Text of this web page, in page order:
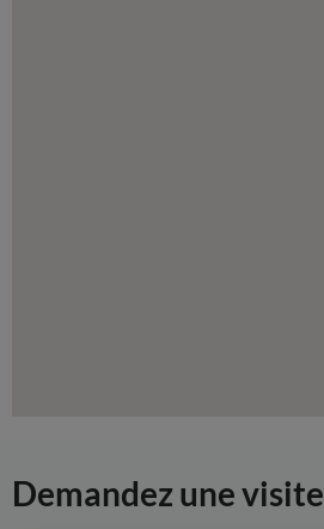
Demandez une visite